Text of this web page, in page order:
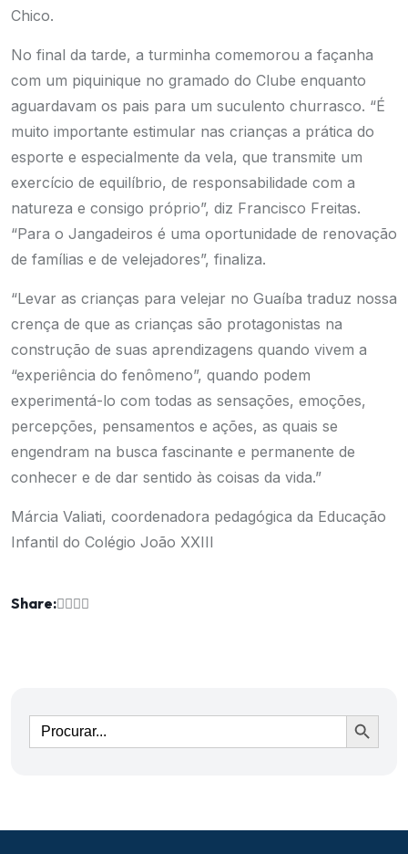
Chico.
No final da tarde, a turminha comemorou a façanha
com um piquinique no gramado do Clube enquanto
aguardavam os pais para um suculento churrasco. “É
muito importante estimular nas crianças a prática do
esporte e especialmente da vela, que transmite um
exercício de equilíbrio, de responsabilidade com a
natureza e consigo próprio”, diz Francisco Freitas.
“Para o Jangadeiros é uma oportunidade de renovação
de famílias e de velejadores”, finaliza.
“Levar as crianças para velejar no Guaíba traduz nossa
crença de que as crianças são protagonistas na
construção de suas aprendizagens quando vivem a
“experiência do fenômeno”, quando podem
experimentá-lo com todas as sensações, emoções,
percepções, pensamentos e ações, as quais se
engendram na busca fascinante e permanente de
conhecer e de dar sentido às coisas da vida.”
Márcia Valiati, coordenadora pedagógica da Educação
Infantil do Colégio João XXIII
Share:
Ir